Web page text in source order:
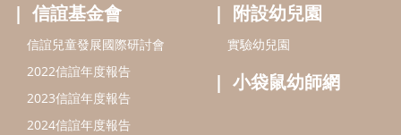
信誼基金會
信誼兒童發展國際研討會
2022信誼年度報告
2023信誼年度報告
2024信誼年度報告
附設幼兒園
實驗幼兒園
小袋鼠幼師網